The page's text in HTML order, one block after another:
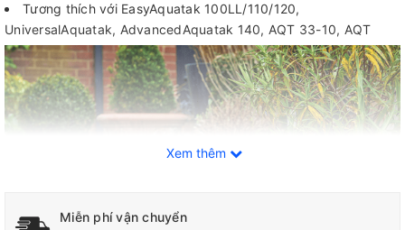
Tương thích với EasyAquatak 100LL/110/120,
UniversalAquatak, AdvancedAquatak 140, AQT 33-10, AQT
Xem thêm
Miễn phí vận chuyển